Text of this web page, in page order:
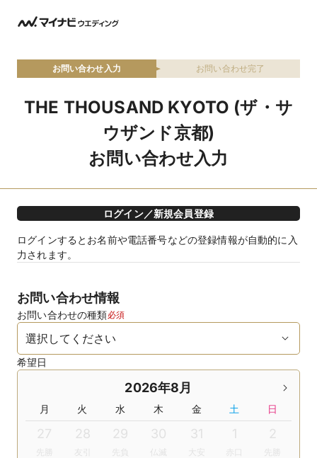
お問い合わせ入力 お問い合わせ完了
THE THOUSAND KYOTO (ザ・サ
ウザンド京都)
お問い合わせ入力
ログイン／新規会員登録
ログインするとお名前や電話番号などの登録情報が自動的に入
力されます。
お問い合わせ情報
お問い合わせの種類必須
希望日
2026年8月
月 火 水 木 金 土 日
27 28
友引
29
先負
30
仏滅
31
大安
1 2